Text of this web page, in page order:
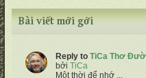
Bài viết mới gởi
Reply to TiCa Thơ
bởi TiCa
Một thời để nhớ ...